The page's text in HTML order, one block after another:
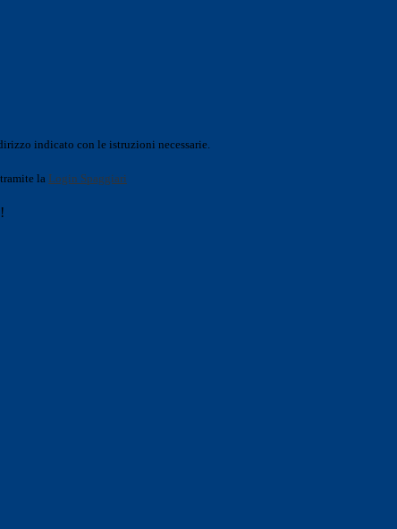
indicato con le istruzioni necessarie.
la Login Spaggiari